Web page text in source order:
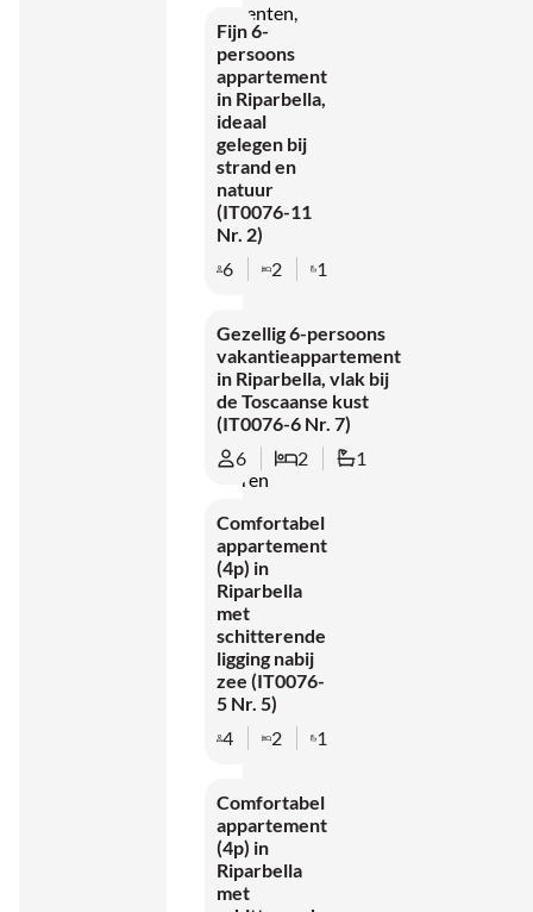
appartementen,
geschikt
voor 2
personen.
inrichting
is warm
Toscaans,
houten
balken,
tegelvloeren
kleurrijke
accenten.
geheel
ademt
rustieke
terwijl je
geniet
Fijn 6-
persoons
appartement
in Riparbella,
ideaal
gelegen bij
strand en
natuur
(IT0076-11
Nr. 2)
6
2 1
Gezellig 6-persoons
vakantieappartement
in Riparbella, vlak bij
de Toscaanse kust
(IT0076-6 Nr. 7)
6
2 1
Comfortabel
appartement
(4p) in
Riparbella
met
schitterende
ligging nabij
zee (IT0076-
5 Nr. 5)
4
2 1
Comfortabel
appartement
(4p) in
Riparbella
met